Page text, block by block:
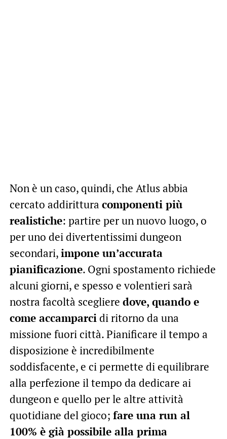
Non è un caso, quindi, che Atlus abbia
cercato addirittura componenti più
realistiche: partire per un nuovo luogo, o
per uno dei divertentissimi dungeon
secondari,impone un’accurata
pianificazione. Ogni spostamento richiede
alcuni giorni, e spesso e volentieri sarà
nostra facoltà scegliere dove, quando e
come accamparci di ritorno da una
missione fuori città. Pianificare il tempo a
disposizione è incredibilmente
soddisfacente, e ci permette di equilibrare
alla perfezione il tempo da dedicare ai
dungeon e quello per le altre attività
quotidiane del gioco; fare una run al
100% è già possibile alla prima